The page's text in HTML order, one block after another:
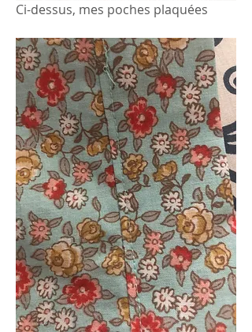
Ci-dessus, mes poches plaquées